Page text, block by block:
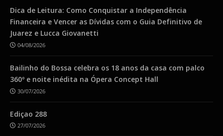
Dica de Leitura: Como Conquistar a Independência
Financeira e Vencer as Dívidas com o Guia Definitivo de
Juarez e Lucca Giovanetti
04/08/2026
Bailinho do Bossa celebra os 18 anos da casa com palco
360º e noite inédita na Ópera Concept Hall
30/07/2026
Ediçao 288
27/07/2026